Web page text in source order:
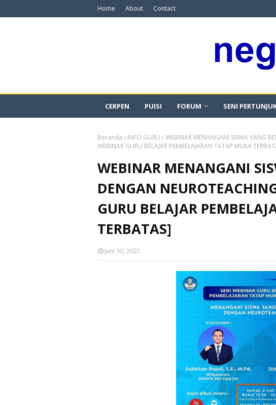
Home About Contact
CERPEN PUISI FORUM SENI
Beranda INFO GURU
WEBINAR MENANGANI SISWA YANG
WEBINAR GURU BELAJAR PEMBELAJARAN TATAP MUKA
WEBINAR MENANGANI
DENGAN
GURU BELAJAR
TERBATAS]
Juni 30, 2021